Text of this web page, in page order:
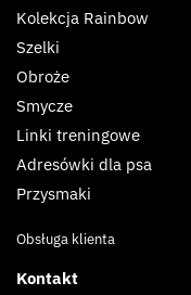
Kolekcja Rainbow
Szelki
Obroże
Smycze
Linki treningowe
Adresówki dla psa
Przysmaki
Obsługa klienta
Kontakt